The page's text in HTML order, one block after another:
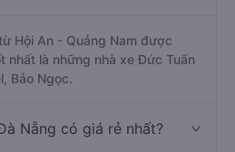
Hội An - Quảng Nam được
nhất là những nhà xe Đức Tuấn
Bảo Ngọc.
Nẵng có giá rẻ nhất?